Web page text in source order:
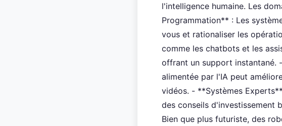
l'intelligence humaine. Les
Programmation** : Les
vous et rationaliser les
comme les chatbots et les
offrant un support instantané.
alimentée par l'IA peut
vidéos. - **Systèmes
des conseils d'investissement
Bien que plus futuriste, des